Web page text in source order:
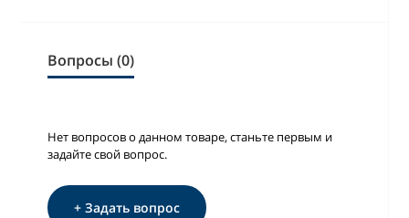
Вопросы (0)
Нет вопросов о данном товаре, станьте первым и
задайте свой вопрос.
+ Задать вопрос